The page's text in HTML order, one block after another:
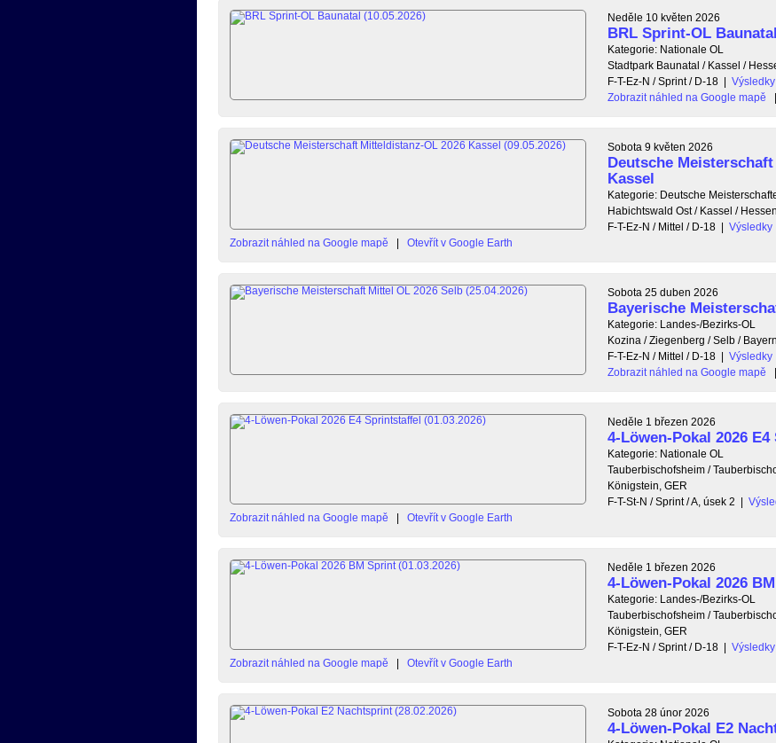
Neděle 10 květen 2026
BRL Sprint-OL Baunatal
Kategorie: Nationale OL
Stadtpark Baunatal / Kassel /
F-T-Ez-N / Sprint / D-18 | Výsledky
Zobrazit náhled na Google mapě
|
Sobota 9 květen 2026
Deutsche
Kassel
Kategorie: Deutsche
Habichtswald Ost / Kassel /
F-T-Ez-N / Mittel / D-18 | Výsledky
Zobrazit náhled na Google mapě
| Otevřít v Google Earth
Sobota 25 duben 2026
Bayerische
Kategorie: Landes-/Bezirks-OL
Kozina / Ziegenberg / Selb /
F-T-Ez-N / Mittel / D-18 | Výsledky
Zobrazit náhled na Google mapě
|
Neděle 1 březen 2026
4-Löwen-Pokal 2026
Kategorie: Nationale OL
Tauberbischofsheim /
Königstein, GER
F-T-St-N / Sprint / A, úsek 2 |
Zobrazit náhled na Google mapě
| Otevřít v Google Earth
Neděle 1 březen 2026
4-Löwen-Pokal 2026
Kategorie: Landes-/Bezirks-OL
Tauberbischofsheim /
Königstein, GER
F-T-Ez-N / Sprint / D-18 | Výsledky
Zobrazit náhled na Google mapě
| Otevřít v Google Earth
Sobota 28 únor 2026
4-Löwen-Pokal E2